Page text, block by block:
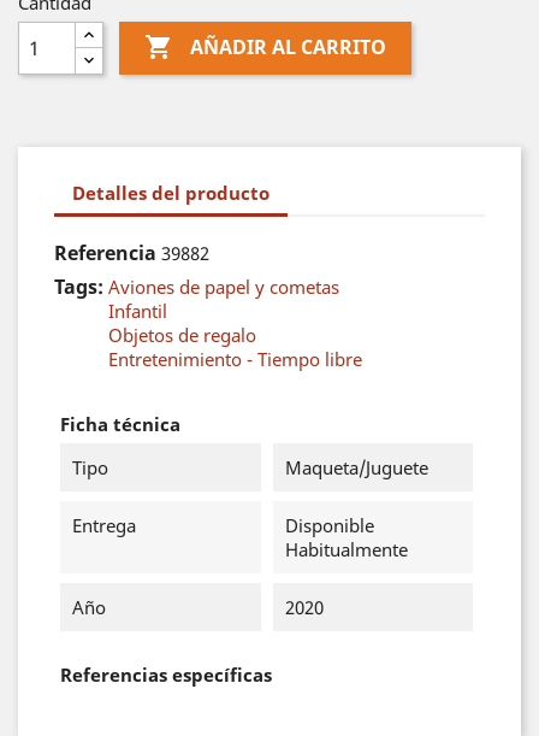
 AÑADIR AL CARRITO
Detalles del producto
Referencia 39882
Tags: Aviones de papel y cometas
Infantil
Objetos de regalo
Entretenimiento - Tiempo libre
Ficha técnica
Tipo
Maqueta/Juguete
Entrega
Disponible
Habitualmente
Año 2020
Referencias específicas